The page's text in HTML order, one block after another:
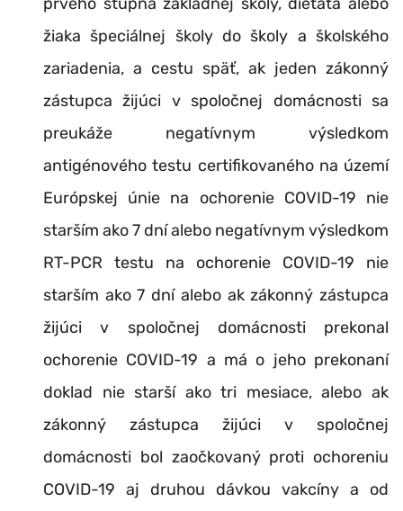
žiaka špeciálnej školy do školy a školského
zariadenia, a cestu späť, ak jeden zákonný
zástupca žijúci v spoločnej domácnosti sa
preukáže negatívnym výsledkom
antigénového testu certifikovaného na území
Európskej únie na ochorenie COVID-19 nie
starším ako 7 dní alebo negatívnym výsledkom
RT-PCR testu na ochorenie COVID-19 nie
starším ako 7 dní alebo ak zákonný zástupca
žijúci v spoločnej domácnosti prekonal
ochorenie COVID-19 a má o jeho prekonaní
doklad nie starší ako tri mesiace, alebo ak
zákonný zástupca žijúci v spoločnej
domácnosti bol zaočkovaný proti ochoreniu
COVID-19 aj druhou dávkou vakcíny a od